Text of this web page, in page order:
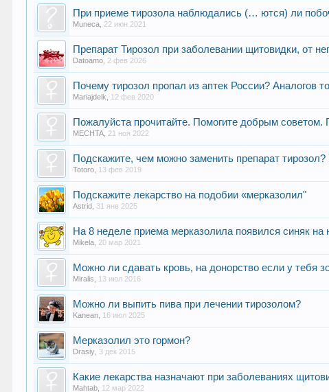
При приеме тирозола наблюдались (… ются) ли
Muneca 22 июн 2021
Препарат Тирозол при заболевании щитовидки, от
Datoamo 2 фев 2026
Почему тирозол пропал из аптек России? Аналогов
Mariajdelk 12 фев 2020
Пожалуйста прочитайте. Помогите добрым советом.
MECHTA 21 ноя 2022
Подскажите, чем можно заменить препарат
Totoro 13 фев 2019
Подскажите лекарство на подобии «мерказолил"
Astrid 31 янв 2025
На 8 неделе приема мерказолила появился синяк
Mikela 20 мар 2021
Можно ли сдавать кровь, на донорство если у тебя
Miralis 13 июл 2016
Можно ли выпить пива при лечении тирозолом?
Kanean 16 июл 2025
Мерказолил это гормон?
Drasiy 3 дек 2015
Какие лекарства назначают при заболеваниях
Mahtab 12 мар 2022